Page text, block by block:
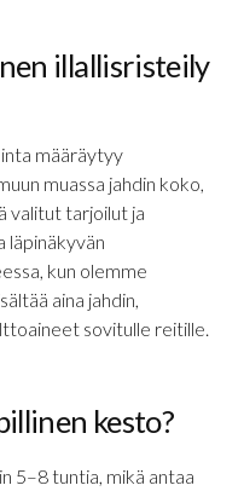
illallisristeily
määräytyy
muassa jahdin koko,
valitut tarjoilut ja
läpinäkyvän
kun olemme
aina jahdin,
sovitulle reitille.
kesto?
5–8 tuntia, mikä antaa